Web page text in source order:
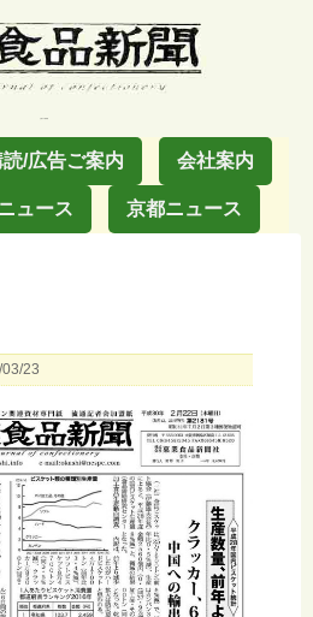
読/広告ご案内 会社案内
ュース 京都ニュース
23